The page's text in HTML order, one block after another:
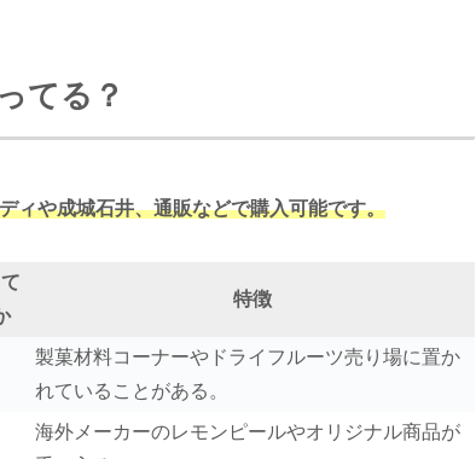
てる？
ィや成城石井、通販などで購入可能です。
特徴
製菓材料コーナーやドライフルーツ売り場に置か
れていることがある。
海外メーカーのレモンピールやオリジナル商品が